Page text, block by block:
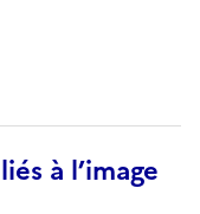
à l’image